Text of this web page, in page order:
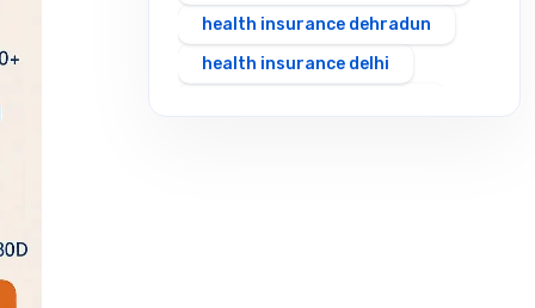
health insurance dehradun
health insurance delhi